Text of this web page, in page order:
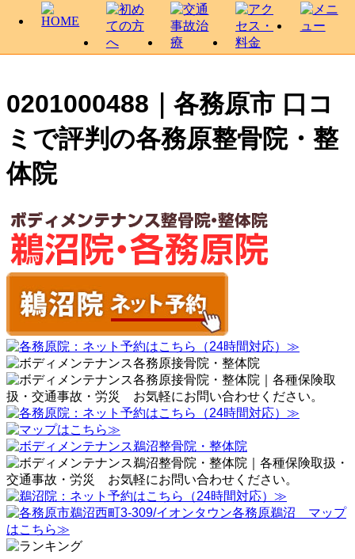
0201000488｜各務原市 口コ
ミで評判の各務原整骨院・整
体院